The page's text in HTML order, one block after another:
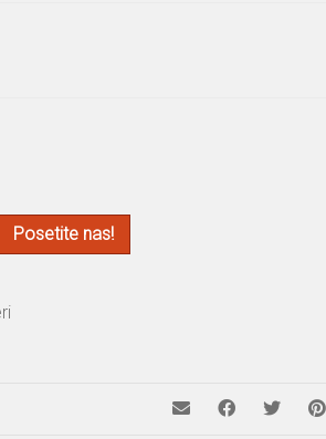
Posetite nas!